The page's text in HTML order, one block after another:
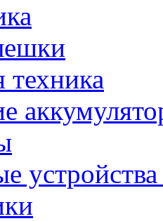
техника